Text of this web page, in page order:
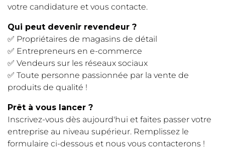
votre candidature et vous contacte.
Qui peut devenir revendeur ?
✅ Propriétaires de magasins de détail
✅ Entrepreneurs en e-commerce
✅ Vendeurs sur les réseaux sociaux
✅ Toute personne passionnée par la vente de
produits de qualité !
Prêt à vous lancer ?
Inscrivez-vous dès aujourd'hui et faites passer votre
entreprise au niveau supérieur. Remplissez le
formulaire ci-dessous et nous vous contacterons !